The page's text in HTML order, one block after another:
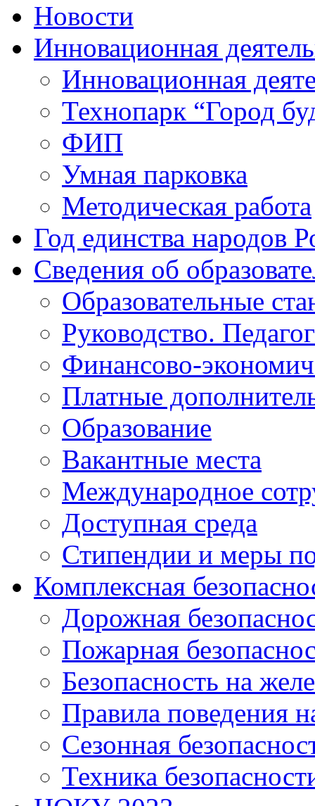
Новости
Инновационная
Инновационная
Технопарк “Город
ФИП
Умная парковка
Методическая работа
Год единства народов
Сведения об
Образовательные
Руководство.
Финансово-
Платные
Образование
Вакантные места
Международное
Доступная среда
Стипендии и меры
Комплексная
Дорожная
Пожарная
Безопасность на
Правила поведения
Сезонная
Техника